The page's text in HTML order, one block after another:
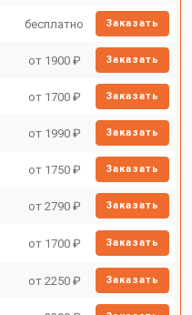
бесплатно Заказать
от 1900 ₽ Заказать
от 1700 ₽ Заказать
от 1990 ₽ Заказать
от 1750 ₽ Заказать
от 2790 ₽ Заказать
от 1700 ₽ Заказать
от 2250 ₽ Заказать